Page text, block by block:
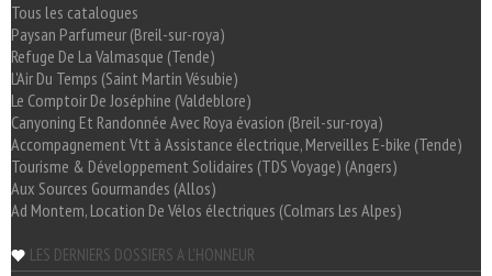
Tous les catalogues
Paysan Parfumeur (Breil-sur-roya)
Refuge De La Valmasque (Tende)
L'Air Du Temps (Saint Martin Vésubie)
Le Comptoir De Joséphine (Valdeblore)
Canyoning Et Randonnée Avec Roya évasion (Breil-sur-roya)
Accompagnement Vtt à Assistance électrique, Merveilles E-bike (Tende)
Tourisme & Développement Solidaires (TDS Voyage) (Angers)
Aux Sources Gourmandes (Allos)
Ad Montem, Location De Vélos électriques (Colmars Les Alpes)
LES DERNIERS DOSSIERS A L'HONNEUR